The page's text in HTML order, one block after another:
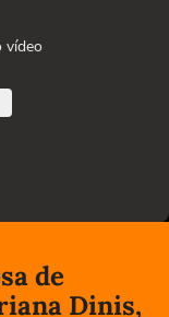
vídeo
de
Dinis,